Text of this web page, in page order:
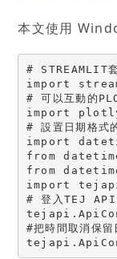
本文使用
# STREAMLIT
import
# 可以互動的
import
# 設置日期格式
import
from
from
import
# 登入TEJ API
#把時間取消保